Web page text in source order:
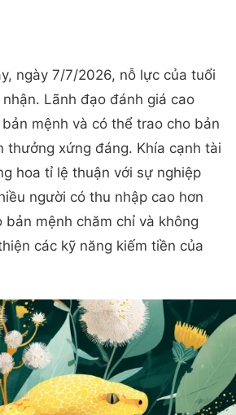
ngày 7/7/2026, nỗ lực của tuổi
Lãnh đạo đánh giá cao
mệnh và có thể trao cho bản
thưởng xứng đáng. Khía cạnh tài
hoa tỉ lệ thuận với sự nghiệp
người có thu nhập cao hơn
mệnh chăm chỉ và không
các kỹ năng kiếm tiền của